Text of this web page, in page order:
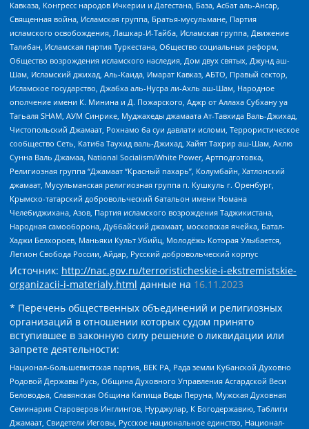
Кавказа, Конгресс народов Ичкерии и Дагестана, База, Асбат аль-Ансар,
Священная война, Исламская группа, Братья-мусульмане, Партия
исламского освобождения, Лашкар-И-Тайба, Исламская группа, Движение
Талибан, Исламская партия Туркестана, Общество социальных реформ,
Общество возрождения исламского наследия, Дом двух святых, Джунд аш-
Шам, Исламский джихад, Аль-Каида, Имарат Кавказ, АБТО, Правый сектор,
Исламское государство, Джабха аль-Нусра ли-Ахль аш-Шам, Народное
ополчение имени К. Минина и Д. Пожарского, Аджр от Аллаха Субхану уа
Тагьаля SHAM, АУМ Синрике, Муджахеды джамаата Ат-Тавхида Валь-Джихад,
Чистопольский Джамаат, Рохнамо ба суи давлати исломи, Террористическое
сообщество Сеть, Катиба Таухид валь-Джихад, Хайят Тахрир аш-Шам, Ахлю
Сунна Валь Джамаа, National Socialism/White Power, Артподготовка,
Религиозная группа “Джамаат “Красный пахарь”, Колумбайн, Хатлонский
джамаат, Мусульманская религиозная группа п. Кушкуль г. Оренбург,
Крымско-татарский добровольческий батальон имени Номана
Челебиджихана, Азов, Партия исламского возрождения Таджикистана,
Народная самооборона, Дуббайский джамаат, московская ячейка, Батал-
Хаджи Белхороев, Маньяки Культ Убийц, Молодёжь Которая Улыбается,
Легион Свобода России, Айдар, Русский добровольческий корпус
Источник: http://nac.gov.ru/terroristicheskie-i-ekstremistskie-
organizacii-i-materialy.html данные на 16.11.2023
* Перечень общественных объединений и религиозных
организаций в отношении которых судом принято
вступившее в законную силу решение о ликвидации или
запрете деятельности:
Национал-большевистская партия, ВЕК РА, Рада земли Кубанской Духовно
Родовой Державы Русь, Община Духовного Управления Асгардской Веси
Беловодья, Славянская Община Капища Веды Перуна, Мужская Духовная
Семинария Староверов-Инглингов, Нурджулар, К Богодержавию, Таблиги
Джамаат, Свидетели Иеговы, Русское национальное единство, Национал-